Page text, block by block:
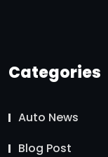
Categories
Auto News
Blog Post